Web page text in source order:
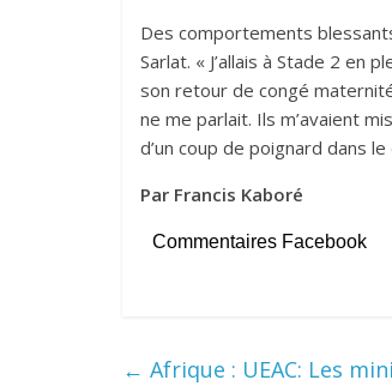
Des comportements
Sarlat. « J’allais à Stade 2
son retour de congé
ne me parlait. Ils m’avaient
d’un coup de poignard dans
Par Francis Kaboré
Commentaires Facebook
← Afrique : UEAC: Les